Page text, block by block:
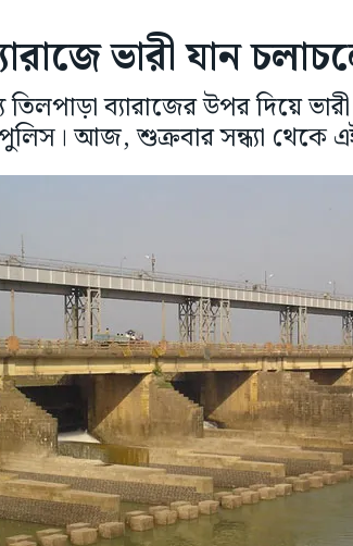
ভারী যান
তিলপাড়া ব্যারাজের উপর দিয়ে
আজ, শুক্রবার সন্ধ্যা থেকে এই